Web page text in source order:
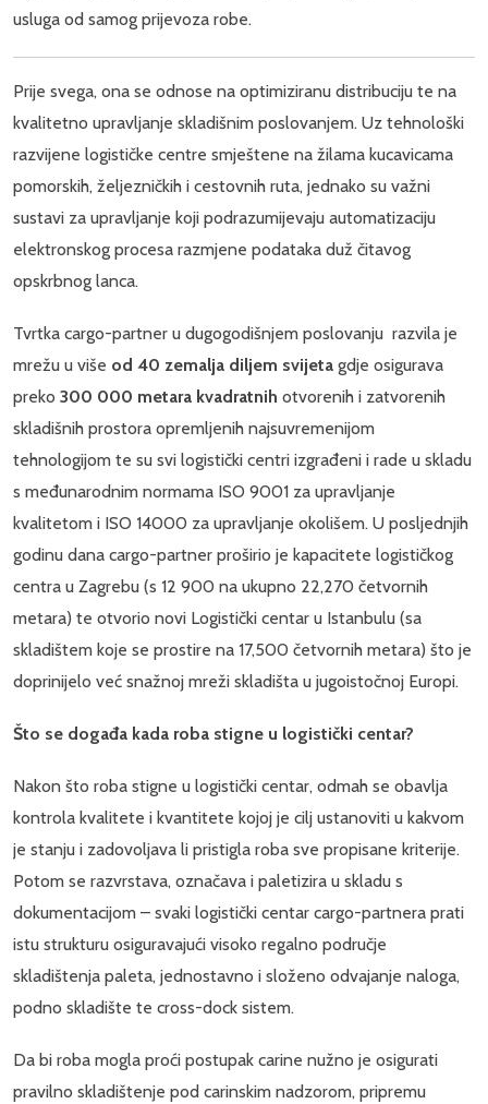
usluga od samog prijevoza robe.
Prije svega, ona se odnose na optimiziranu distribuciju te na
kvalitetno upravljanje skladišnim poslovanjem. Uz tehnološki
razvijene logističke centre smještene na žilama kucavicama
pomorskih, željezničkih i cestovnih ruta, jednako su važni
sustavi za upravljanje koji podrazumijevaju automatizaciju
elektronskog procesa razmjene podataka duž čitavog
opskrbnog lanca.
Tvrtka cargo-partner u dugogodišnjem poslovanju razvila je
mrežu u više od 40 zemalja diljem svijeta gdje osigurava
preko 300 000 metara kvadratnih otvorenih i zatvorenih
skladišnih prostora opremljenih najsuvremenijom
tehnologijom te su svi logistički centri izgrađeni i rade u skladu
s međunarodnim normama ISO 9001 za upravljanje
kvalitetom i ISO 14000 za upravljanje okolišem. U posljednjih
godinu dana cargo-partner proširio je kapacitete logističkog
centra u Zagrebu (s 12 900 na ukupno 22,270 četvornih
metara) te otvorio novi Logistički centar u Istanbulu (sa
skladištem koje se prostire na 17,500 četvornih metara) što je
doprinijelo već snažnoj mreži skladišta u jugoistočnoj Europi.
Što se događa kada roba stigne u logistički centar?
Nakon što roba stigne u logistički centar, odmah se obavlja
kontrola kvalitete i kvantitete kojoj je cilj ustanoviti u kakvom
je stanju i zadovoljava li pristigla roba sve propisane kriterije.
Potom se razvrstava, označava i paletizira u skladu s
dokumentacijom – svaki logistički centar cargo-partnera prati
istu strukturu osiguravajući visoko regalno područje
skladištenja paleta, jednostavno i složeno odvajanje naloga,
podno skladište te cross-dock sistem.
Da bi roba mogla proći postupak carine nužno je osigurati
pravilno skladištenje pod carinskim nadzorom, pripremu